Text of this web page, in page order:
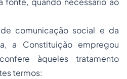
comunicação social e da
a Constituição empregou
àqueles tratamento
termos: